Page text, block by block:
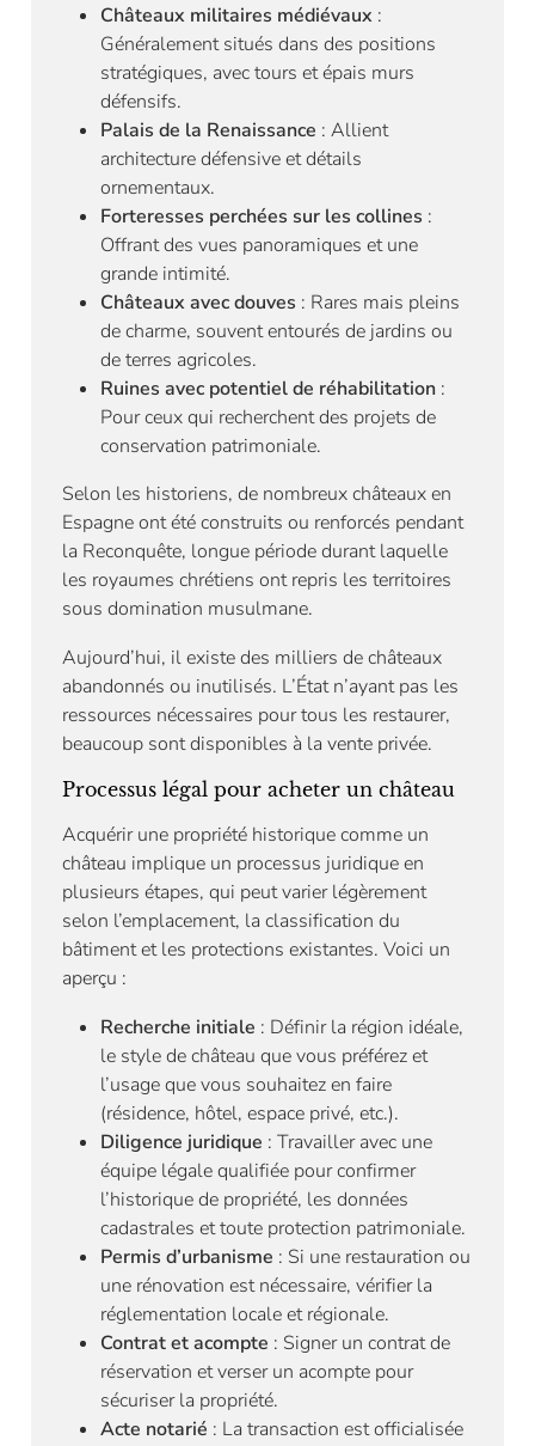
Châteaux militaires médiévaux :
Généralement situés dans des positions
stratégiques, avec tours et épais murs
défensifs.
Palais de la Renaissance : Allient
architecture défensive et détails
ornementaux.
Forteresses perchées sur les collines :
Offrant des vues panoramiques et une
grande intimité.
Châteaux avec douves : Rares mais pleins
de charme, souvent entourés de jardins ou
de terres agricoles.
Ruines avec potentiel de réhabilitation :
Pour ceux qui recherchent des projets de
conservation patrimoniale.
Selon les historiens, de nombreux châteaux en
Espagne ont été construits ou renforcés pendant
la Reconquête, longue période durant laquelle
les royaumes chrétiens ont repris les territoires
sous domination musulmane.
Aujourd’hui, il existe des milliers de châteaux
abandonnés ou inutilisés. L’État n’ayant pas les
ressources nécessaires pour tous les restaurer,
beaucoup sont disponibles à la vente privée.
Processus légal pour acheter un château
Acquérir une propriété historique comme un
château implique un processus juridique en
plusieurs étapes, qui peut varier légèrement
selon l’emplacement, la classification du
bâtiment et les protections existantes. Voici un
aperçu :
Recherche initiale : Définir la région idéale,
le style de château que vous préférez et
l’usage que vous souhaitez en faire
(résidence, hôtel, espace privé, etc.).
Diligence juridique : Travailler avec une
équipe légale qualifiée pour confirmer
l’historique de propriété, les données
cadastrales et toute protection patrimoniale.
Permis d’urbanisme : Si une restauration ou
une rénovation est nécessaire, vérifier la
réglementation locale et régionale.
Contrat et acompte : Signer un contrat de
réservation et verser un acompte pour
sécuriser la propriété.
Acte notarié : La transaction est officialisée